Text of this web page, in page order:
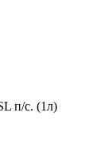
п/с. (1л)